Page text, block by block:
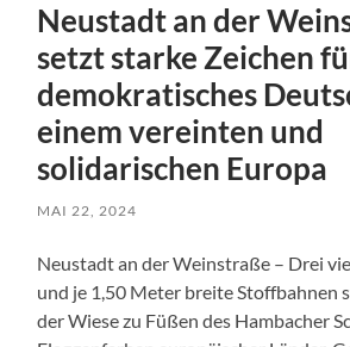
Neustadt an der
setzt starke Zeichen
demokratisches
einem vereinten und
solidarischen Europa
MAI 22, 2024
Neustadt an der Weinstraße – Drei
und je 1,50 Meter breite Stoffbahnen
der Wiese zu Füßen des Hambacher